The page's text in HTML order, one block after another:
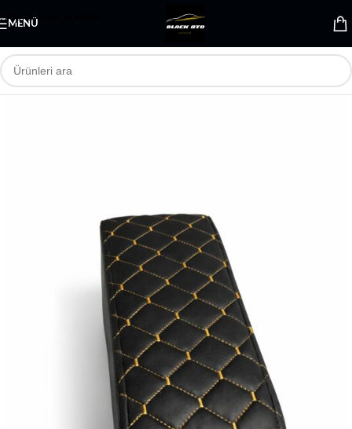
Skip to main content
MENÜ